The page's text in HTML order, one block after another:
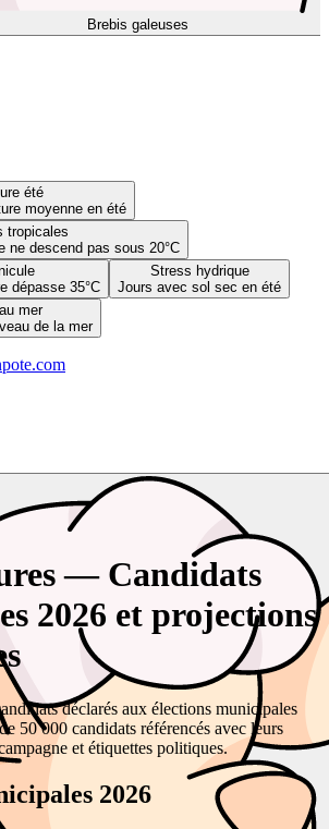
Brebis galeuses
été
moyenne en été
tropicales
ne descend pas sous 20°C
dépasse 35°C
Stress hydrique
Jours avec sol sec en été
mer
de la mer
— Candidats
2026 et projections
déclarés aux élections municipales
50 000 candidats référencés avec leurs
et étiquettes politiques.
2026